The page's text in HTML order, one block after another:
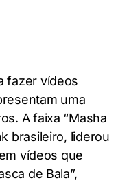
fazer vídeos
uma
A faixa “Masha
brasileiro, liderou
vídeos que
de Bala”,